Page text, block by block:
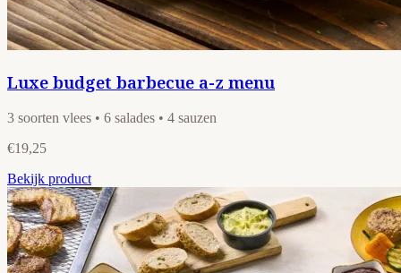
Luxe budget barbecue a-z menu
3 soorten vlees • 6 salades • 4 sauzen
€19,25
Bekijk product